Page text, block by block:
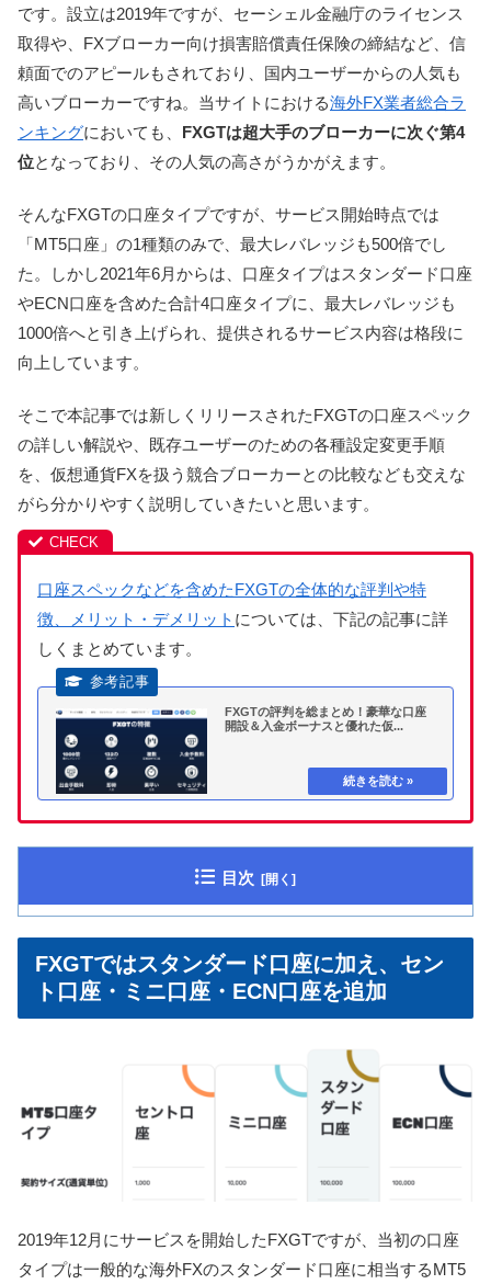
です。設立は2019年ですが、セーシェル金融庁のライセンス
取得や、FXブローカー向け損害賠償責任保険の締結など、信
頼面でのアピールもされており、国内ユーザーからの人気も
高いブローカーですね。当サイトにおける海外FX業者総合ラ
ンキングにおいても、 FXGTは超大手のブローカーに次ぐ第4
位となっており、その人気の高さがうかがえます。
そんなFXGTの口座タイプですが、サービス開始時点では
「MT5口座」の1種類のみで、最大レバレッジも500倍でし
た。しかし2021年6月からは、口座タイプはスタンダード口座
やECN口座を含めた合計4口座タイプに、最大レバレッジも
1000倍へと引き上げられ、提供されるサービス内容は格段に
向上しています。
そこで本記事では新しくリリースされたFXGTの口座スペック
の詳しい解説や、既存ユーザーのための各種設定変更手順
を、仮想通貨FXを扱う競合ブローカーとの比較なども交えな
がら分かりやすく説明していきたいと思います。
口座スペックなどを含めたFXGTの全体的な評判や特
徴、メリット・デメリット については、下記の記事に詳
しくまとめています。
FXGTの評判を総まとめ！豪華な口座
開設＆入金ボーナスと優れた仮...
目次
FXGTではスタンダード口座に加え、セン
ト口座・ミニ口座・ECN口座を追加
2019年12月にサービスを開始したFXGTですが、当初の口座
タイプは一般的な海外FXのスタンダード口座に相当するMT5